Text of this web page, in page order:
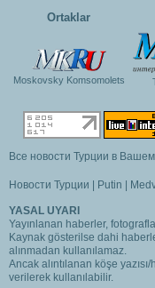
Ortaklar
Moskovsky Komsomolets
Все новости Турции в
Новости Турции Putin
YASAL UYARI
Yayınlanan haberler,
Kaynak gösterilse dahi
alınmadan kullanılamaz.
Ancak alıntılanan köşe
verilerek kullanılabilir.